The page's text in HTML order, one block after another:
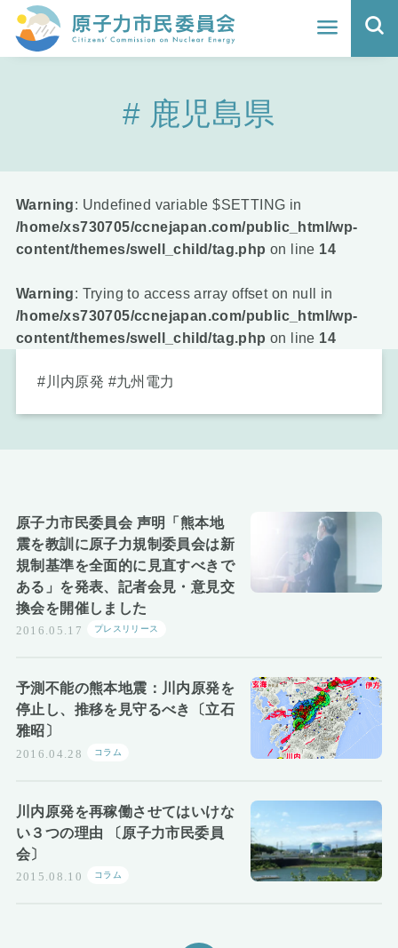
ホーム
よくわかる福島原発事故
核のごみの行方と課題
どうする？エネルギー
原子力市民委員会について
活動報告
お知らせ
鹿児島県
Warning: Undefined variable $SETTING in
/home/xs730705/ccnejapan.com/public_html/wp-
content/themes/swell_child/tag.php on line 14
Warning: Trying to access array offset on null in
/home/xs730705/ccnejapan.com/public_html/wp-
content/themes/swell_child/tag.php on line 14
#川内原発 #九州電力
原子力市民委員会 声明「熊本地
震を教訓に原子力規制委員会は新
規制基準を全面的に見直すべきで
ある」を発表、記者会見・意見交
換会を開催しました
2016.05.17 プレスリリース
予測不能の熊本地震：川内原発を
停止し、推移を見守るべき〔立石
雅昭〕
2016.04.28 コラム
川内原発を再稼働させてはいけな
い３つの理由 〔原子力市民委員
会〕
2015.08.10 コラム